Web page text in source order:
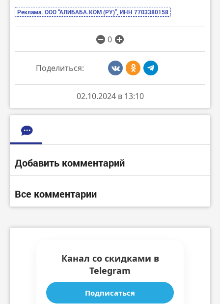
Реклама. ООО “АЛИБАБА.КОМ (РУ)”, ИНН 7703380158
0
Поделиться:
02.10.2024 в 13:10
Добавить комментарий
Все комментарии
Канал со скидками в
Telegram
Подписаться